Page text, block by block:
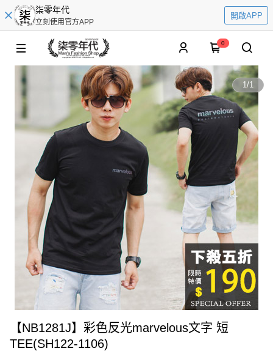
柒零年代
立刻使用官方APP
開啟APP
0
1/1
【NB1281J】彩色反光marvelous文字 短
TEE(SH122-1106)